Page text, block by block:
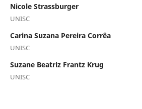
Nicole Strassburger
UNISC
Carina Suzana Pereira Corrêa
UNISC
Suzane Beatriz Frantz Krug
UNISC